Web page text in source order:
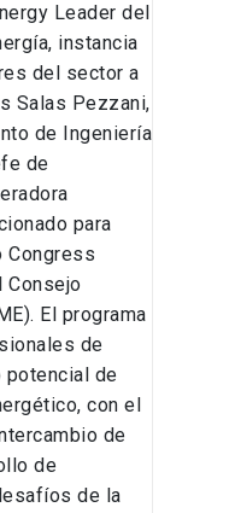
Leader del
instancia
del sector a
Salas Pezzani,
de Ingeniería
de
para
Congress
Consejo
El programa
de
de
con el
de
de
de la